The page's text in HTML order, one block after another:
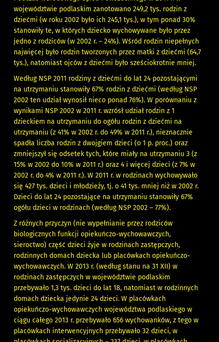
województwie podlaskim zanotowano 249,2 tys. rodzin z
dziećmi (w roku 2002 było ich 245,1 tys.), w tym ponad 30%
stanowiły te, w których dziecko wychowywane było przez
jedno z rodziców (w 2002 r. – 24%). Wśród rodzin niepełnych
najwięcej było rodzin tworzonych przez matki z dziećmi (64,7
tys.), natomiast ojców z dziećmi było sześciokrotnie mniej.
Według NSP 2011 rodziny z dziećmi do lat 24 pozostającymi
na utrzymaniu stanowiły 67% rodzin z dziećmi (według NSP
2002 ten udział wynosił nieco ponad 76%). W porównaniu z
wynikami NSP 2002 w 2011 r. wzrósł udział rodzin z 1
dzieckiem na utrzymaniu do ogółu rodzin z dziećmi na
utrzymaniu (z 41% w 2002 r. do 49% w 2011 r.), nieznacznie
spadła liczba rodzin z dwojgiem dzieci (o 1 p. proc.) oraz
zmniejszył się odsetek tych, które miały na utrzymaniu 3 (z
15% w 2002 do 10% w 2011 r.) oraz 4 i więcej dzieci (z 7% w
2002 r. do 4% w 2011 r.). W 2011 r. w rodzinach wychowywało
się 427 tys. dzieci i młodzieży, tj. o 41 tys. mniej niż w 2002 r.
Dzieci do lat 24 pozostające na utrzymaniu stanowiły 67%
ogółu dzieci w rodzinach (według NSP 2002 – 77%).
Z różnych przyczyn (nie wypełnianie przez rodziców
biologicznych funkcji opiekuńczo-wychowawczych,
sieroctwo) część dzieci żyje w rodzinach zastępczych,
rodzinnych domach dziecka lub placówkach opiekuńczo-
wychowawczych. W 2013 r. (według stanu na 31 XII) w
rodzinach zastępczych w województwie podlaskim
przebywało 1,3 tys. dzieci do lat 18, natomiast w rodzinnych
domach dziecka jedynie 24 dzieci. W placówkach
opiekuńczo-wychowawczych województwa podlaskiego w
ciągu całego 2013 r. przebywało 656 wychowanków, z tego w
placówkach interwencyjnych przebywało 32 dzieci, w